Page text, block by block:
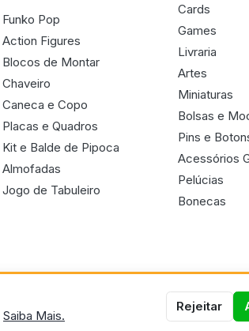
Saiba Mais.
Rejeitar
Funko Pop
Action Figures
Blocos de Montar
Chaveiro
Caneca e Copo
Placas e Quadros
Kit e Balde de Pipoca
Almofadas
Jogo de Tabuleiro
Cards
Games
Livraria
Artes
Miniaturas
Bolsas e
Pins e
Acessórios
Pelúcias
Bonecas